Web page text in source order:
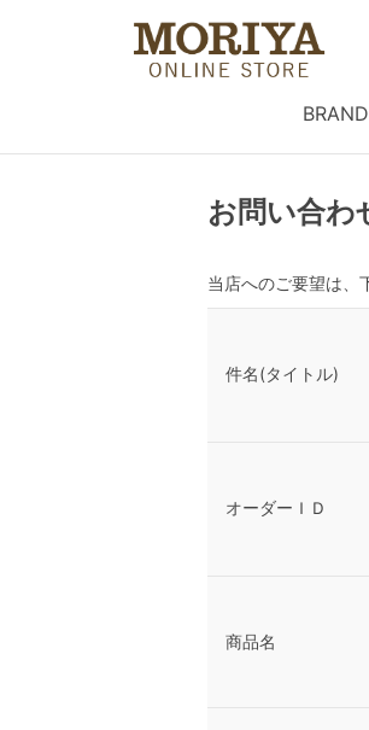
BRAND
お問い合わ
当店へのご要望は、
件名(タイトル)
オーダーＩＤ
商品名